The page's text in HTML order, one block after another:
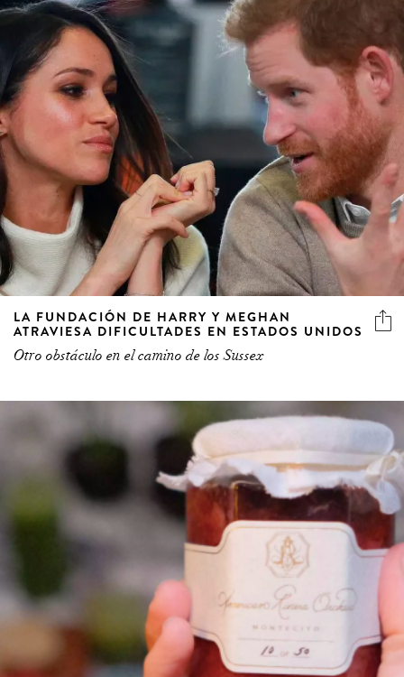
LA FUNDACIÓN DE HARRY Y MEGHAN
ATRAVIESA DIFICULTADES EN ESTADOS UNIDOS
Otro obstáculo en el camino de los Sussex